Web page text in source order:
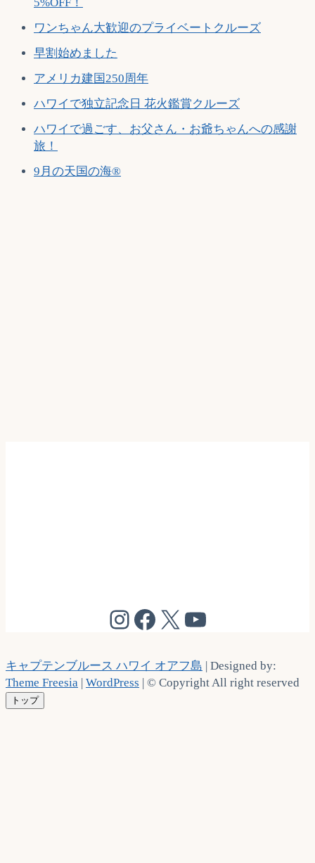
5%OFF！
ワンちゃん大歓迎のプライベートクルーズ
早割始めました
アメリカ建国250周年
ハワイで独立記念日 花火鑑賞クルーズ
ハワイで過ごす、お父さん・お爺ちゃんへの感謝
旅！
9月の天国の海®
@cptbruce_hi
@cptbrucehi
@cptbruce_hi
キャプテンブルース ハワイ オアフ島 | Designed by:
Theme Freesia | WordPress | © Copyright All right reserved
トップ